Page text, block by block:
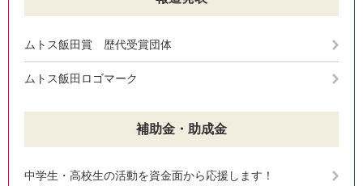
ムトス飯田賞 歴代受賞団体
ムトス飯田ロゴマーク
補助金・助成金
中学生・高校生の活動を資金面から応援します！